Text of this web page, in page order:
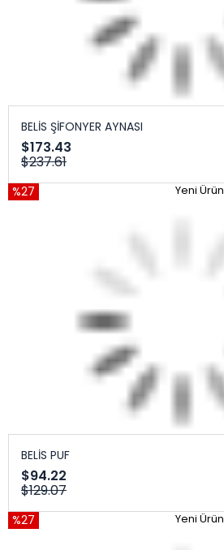
BELİS ŞİFONYER AYNASI
$173.43
$237.61
%27 Yeni Ürün
BELİS PUF
$94.22
$129.07
%27 Yeni Ürün